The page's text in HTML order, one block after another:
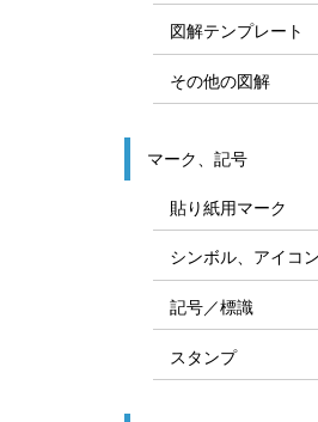
図解テンプレート
その他の図解
マーク、記号
貼り紙用マーク
シンボル、アイコ
記号／標識
スタンプ